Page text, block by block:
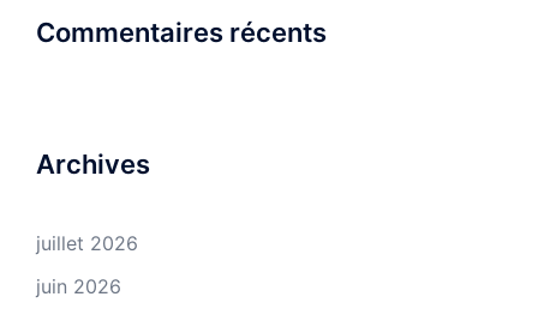
Commentaires récents
Archives
juillet 2026
juin 2026